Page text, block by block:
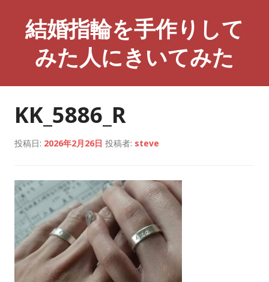
結婚指輪を手作りして
みた人にきいてみた
KK_5886_R
投稿日: 2026年2月26日 投稿者: steve